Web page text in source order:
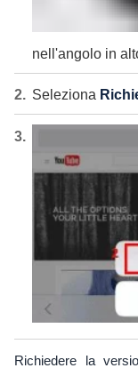
nell'angolo in
Seleziona
Richiedere la